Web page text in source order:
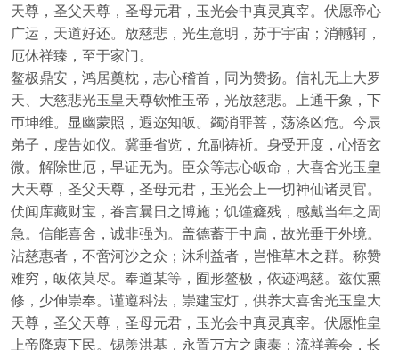
天尊，圣父天尊，圣母元君，玉光会中真灵真宰。伏愿帝心
广运，天道好还。放慈悲，光生意明，苏于宇宙；消轗轲，
厄休祥臻，至于家门。
鳌极鼎安，鸿居奠枕，志心稽首，同为赞扬。信礼无上大罗
天、大慈悲光玉皇天尊钦惟玉帝，光放慈悲。上通干象，下
帀坤维。显幽蒙照，遐迩知皈。蠲消罪菩，荡涤凶危。今辰
弟子，虔告如仪。冀垂省览，允副祷祈。身受开度，心悟玄
微。解除世厄，早证无为。臣众等志心皈命，大喜舍光玉皇
大天尊，圣父天尊，圣母元君，玉光会上一切神仙诸灵官。
伏闻库藏财宝，眷言曩日之博施；饥馑癃残，感戴当年之周
急。信能喜舍，诚非强为。盖德蓄于中扃，故光垂于外境。
沾慈惠者，不啻河沙之众；沐利益者，岂惟草木之群。称赞
难穷，皈依莫尽。奉道某等，囿形鳌极，依迹鸿慈。兹仗熏
修，少伸崇奉。谨遵科法，崇建宝灯，供养大喜舍光玉皇大
天尊，圣父天尊，圣母元君，玉光会中真灵真宰。伏愿惟皇
上帝降衷下民。锡羡洪基，永置万方之康泰；流祥善会，长